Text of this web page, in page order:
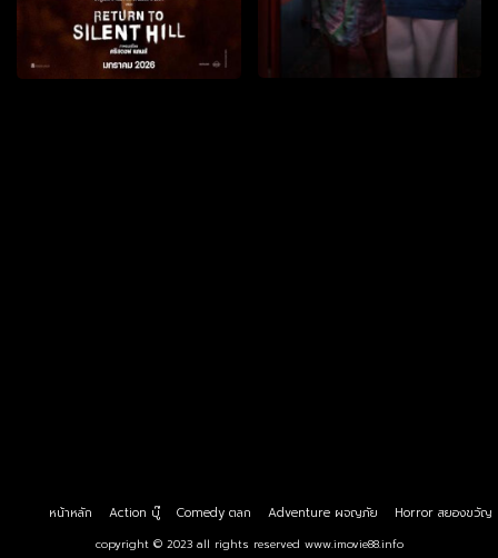
copyright © 2023 all rights reserved www.imovie88.info
หน้าหลัก Action บู๊ Comedy ตลก Adventure ผจญภัย Horror สยองขวัญ